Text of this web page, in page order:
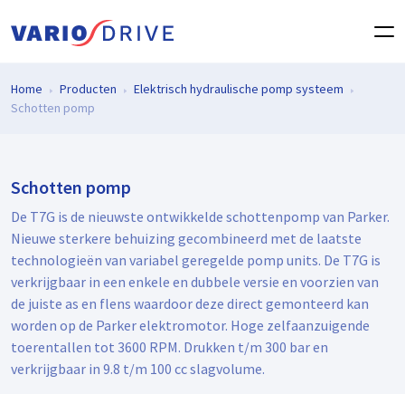
Home Producten
Elektrisch hydraulische pomp systeem
Schotten pomp
Schotten pomp
De T7G is de nieuwste ontwikkelde schottenpomp van Parker.
Nieuwe sterkere behuizing gecombineerd met de laatste
technologieën van variabel geregelde pomp units. De T7G is
verkrijgbaar in een enkele en dubbele versie en voorzien van
de juiste as en flens waardoor deze direct gemonteerd kan
worden op de Parker elektromotor. Hoge zelfaanzuigende
toerentallen tot 3600 RPM. Drukken t/m 300 bar en
verkrijgbaar in 9.8 t/m 100 cc slagvolume.